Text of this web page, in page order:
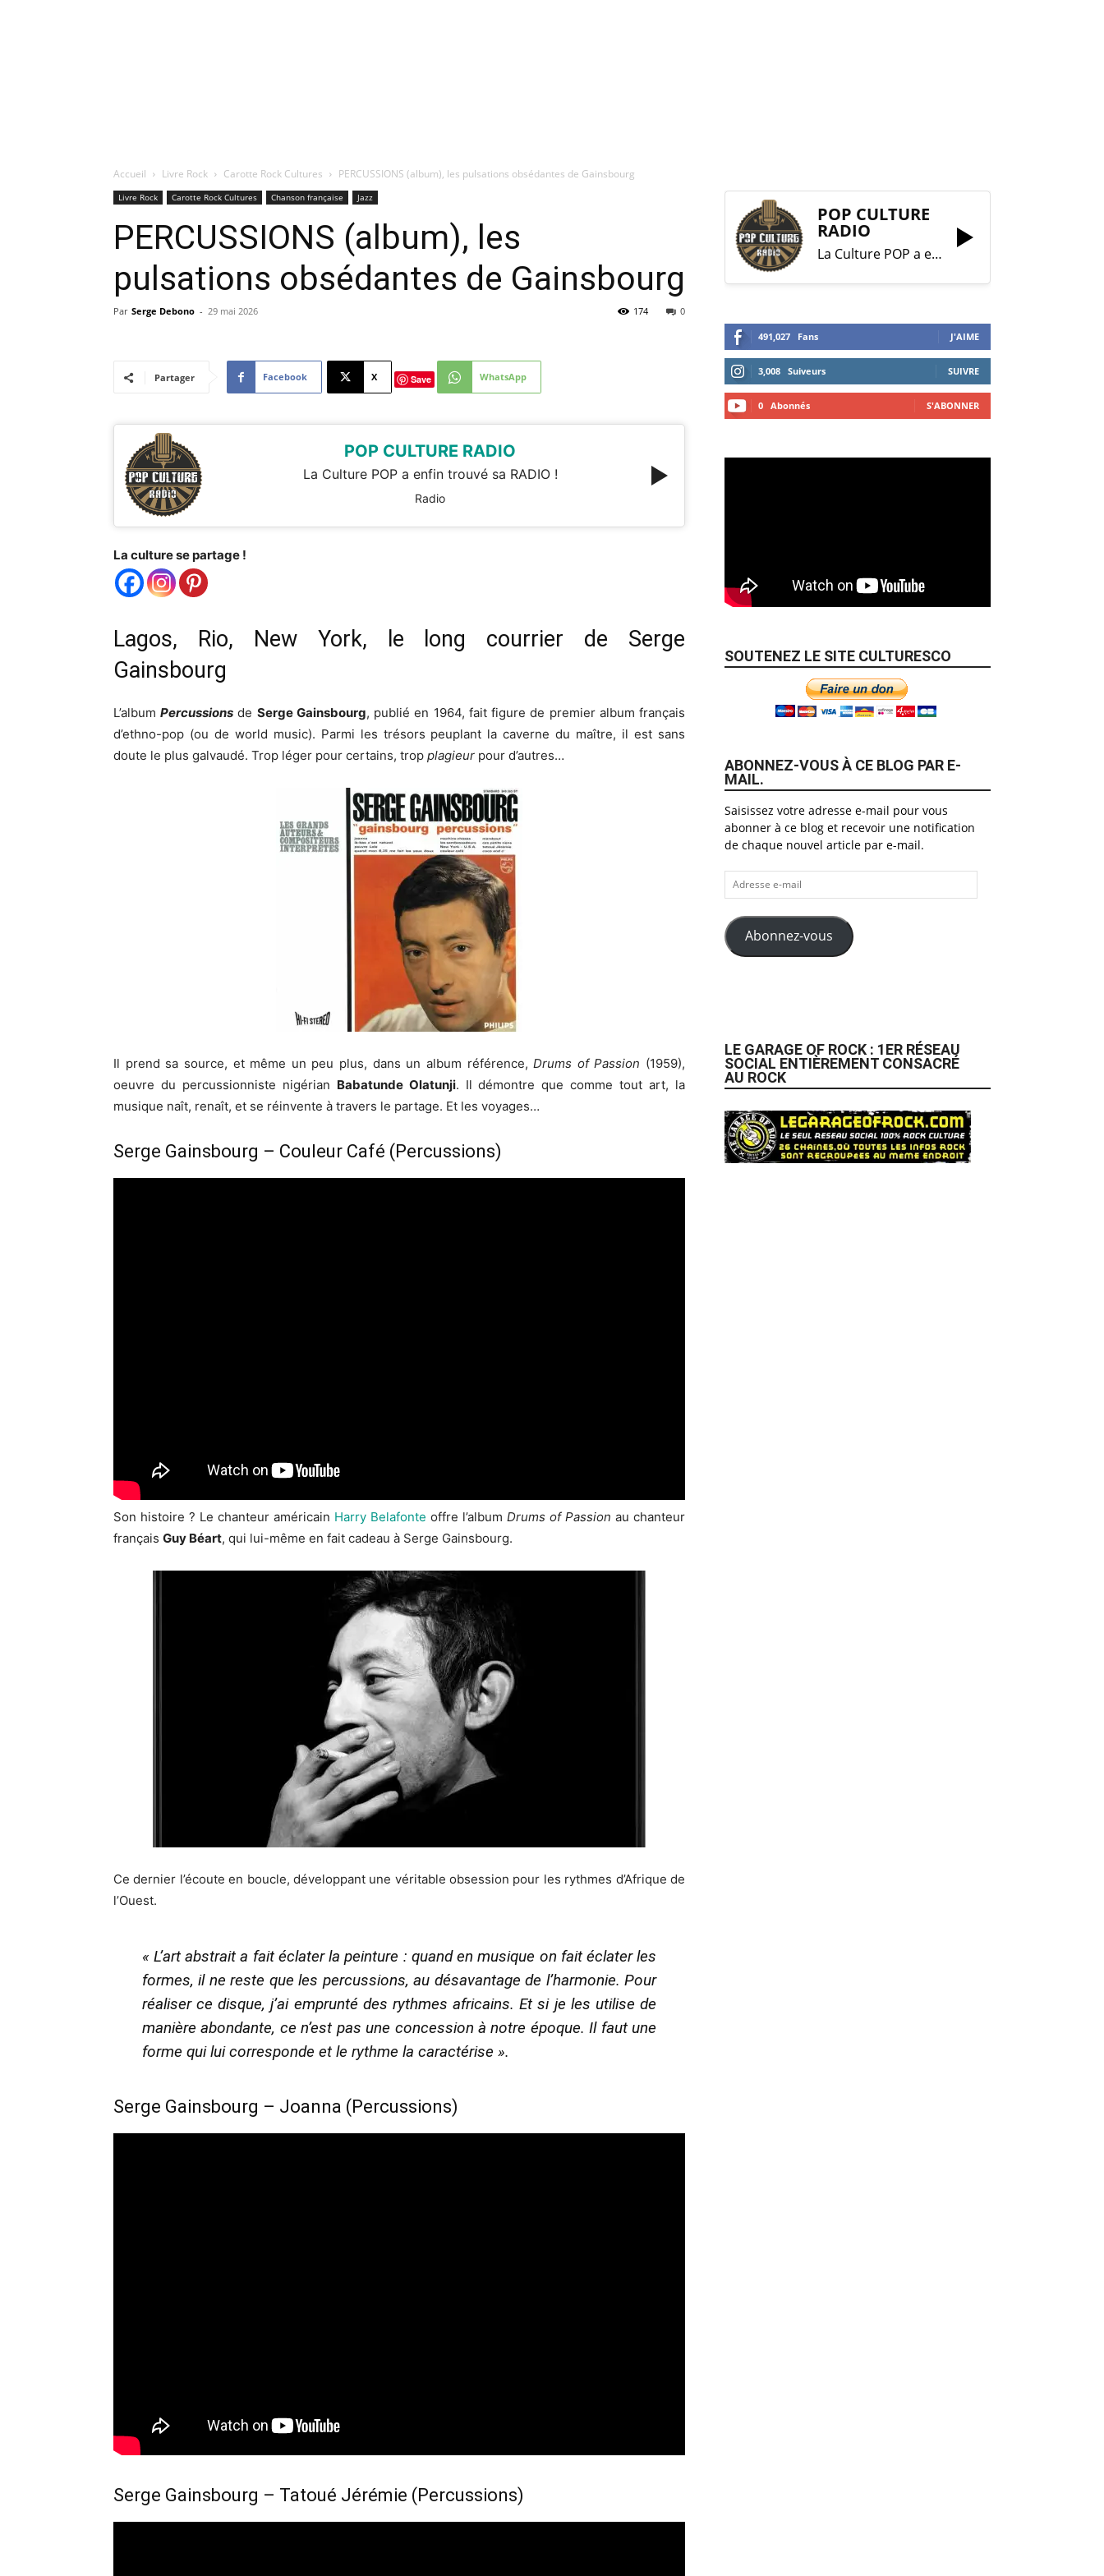
Accueil Livre Rock Carotte Rock Cultures PERCUSSIONS (album), les pulsations obsédantes de Gainsbourg
Livre Rock Carotte Rock Cultures Chanson française Jazz
PERCUSSIONS (album), les
pulsations obsédantes de Gainsbourg
Par Serge Debono - 29 mai 2026 0
174
Partager Facebook X Save WhatsApp
POP CULTURE RADIO
La Culture POP a enfin trouvé sa RADIO !
Radio
La culture se partage !
Lagos, Rio, New York, le long courrier de Serge
Gainsbourg
L’albumPercussions de Serge Gainsbourg, publié en 1964, fait figure de premier album français
d’ethno-pop (ou de world music). Parmi les trésors peuplant la caverne du maître, il est sans
doute le plus galvaudé. Trop léger pour certains, trop plagieur pour d’autres…
Il prend sa source, et même un peu plus, dans un album référence,Drums of Passion (1959),
oeuvre du percussionniste nigérian Babatunde Olatunji. Il démontre que comme tout art, la
musique naît, renaît, et se réinvente à travers le partage. Et les voyages…
Serge Gainsbourg – Couleur Café (Percussions)
Son histoire ? Le chanteur américain Harry Belafonte offre l’album Drums of Passion au chanteur
français Guy Béart, qui lui-même en fait cadeau à Serge Gainsbourg.
Ce dernier l’écoute en boucle, développant une véritable obsession pour les rythmes d’Afrique de
l’Ouest.
« L’art abstrait a fait éclater la peinture : quand en musique on fait éclater les
formes, il ne reste que les percussions, au désavantage de l’harmonie. Pour
réaliser ce disque, j’ai emprunté des rythmes africains. Et si je les utilise de
manière abondante, ce n’est pas une concession à notre époque. Il faut une
forme qui lui corresponde et le rythme la caractérise ».
Serge Gainsbourg – Joanna (Percussions)
Serge Gainsbourg – Tatoué Jérémie (Percussions)
POP CULTURE
RADIO
La Culture POP a enfin trouvé sa RADIO !
491,027 Fans J'AIME
3,008 Suiveurs SUIVRE
0 Abonnés S'ABONNER
SOUTENEZ LE SITE CULTURESCO
ABONNEZ-VOUS À CE BLOG PAR E-
MAIL.
Saisissez votre adresse e-mail pour vous
abonner à ce blog et recevoir une notification
de chaque nouvel article par e-mail.
Adresse
e-
mail
Abonnez-vous
LE GARAGE OF ROCK : 1ER RÉSEAU
SOCIAL ENTIÈREMENT CONSACRÉ
AU ROCK